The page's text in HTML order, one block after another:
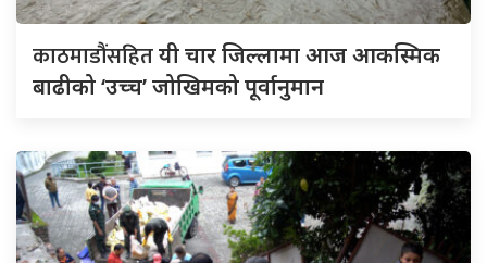
काठमाडौंसहितयी चार जिल्लामा आज आकस्मिक
बाढीको ‘उच्च’ जोखिमको पूर्वानुमान